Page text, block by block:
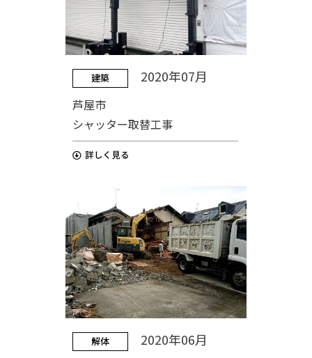
建築 2020年07月
芦屋市
シャッター取替工事
解体 2020年06月